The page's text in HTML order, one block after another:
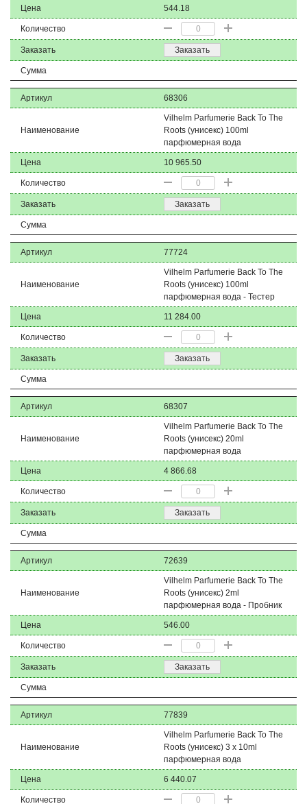
Цена 544.18
Количество
Заказать Заказать
Сумма
Артикул 68306
Наименование
Vilhelm Parfumerie Back To The
Roots (унисекс) 100ml
парфюмерная вода
Цена 10 965.50
Количество
Заказать Заказать
Сумма
Артикул 77724
Наименование
Vilhelm Parfumerie Back To The
Roots (унисекс) 100ml
парфюмерная вода - Тестер
Цена 11 284.00
Количество
Заказать Заказать
Сумма
Артикул 68307
Наименование
Vilhelm Parfumerie Back To The
Roots (унисекс) 20ml
парфюмерная вода
Цена 4 866.68
Количество
Заказать Заказать
Сумма
Артикул 72639
Наименование
Vilhelm Parfumerie Back To The
Roots (унисекс) 2ml
парфюмерная вода - Пробник
Цена 546.00
Количество
Заказать Заказать
Сумма
Артикул 77839
Наименование
Vilhelm Parfumerie Back To The
Roots (унисекс) 3 х 10ml
парфюмерная вода
Цена 6 440.07
Количество